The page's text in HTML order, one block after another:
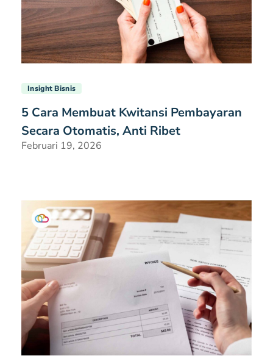
Insight Bisnis
5 Cara Membuat Kwitansi Pembayaran
Secara Otomatis, Anti Ribet
Februari 19, 2026